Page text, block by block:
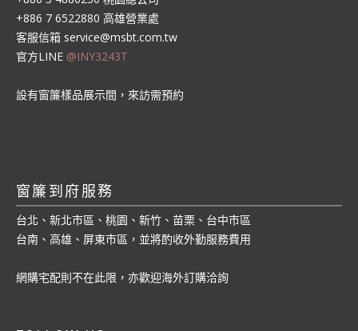
+886 7 6522880 高雄營業處
客服信箱 service@msbt.com.tw
官方LINE @INY3243T
設有窗簾樣品展示間，來訪需預約
窗簾到府服務
台北、新北市區、桃園、新竹、苗栗、台中市區
台南、高雄、屏東市區，並將酌收外勤服務費用
網購宅配則不在此限，亦歡迎海外訂購洽詢